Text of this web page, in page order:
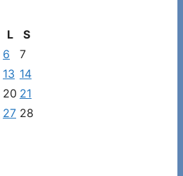
L
S
6
7
13 14
20 21
27 28